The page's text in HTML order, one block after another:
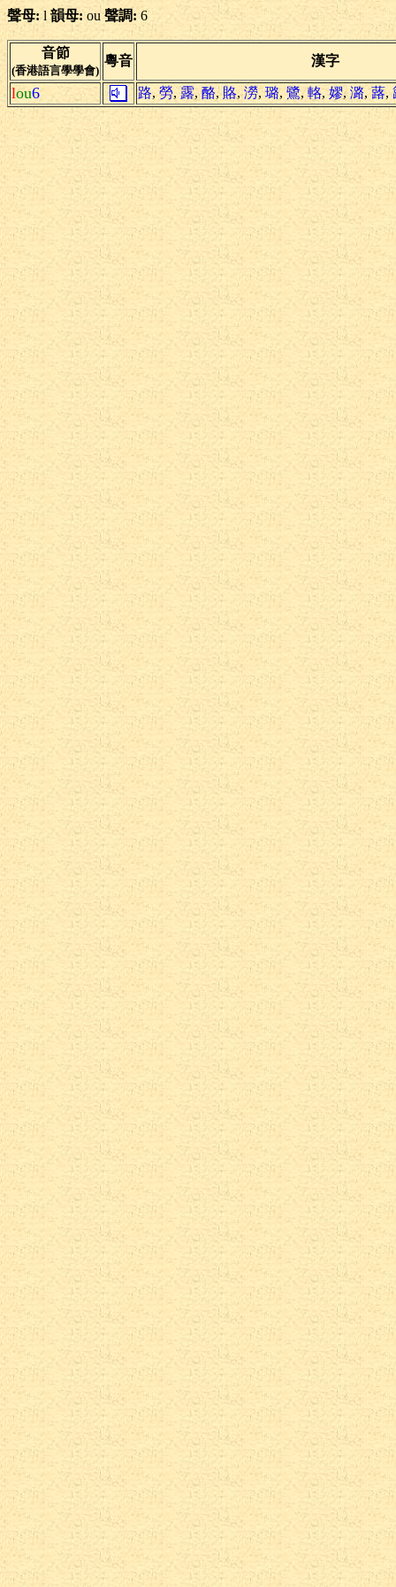
聲母: l 韻母: ou聲調: 6
音節
(香港語言學學會)
粵音 漢字
lou6 路, 勞, 露,酪,賂,澇,璐, 鷺, 輅, 嫪, 潞,蕗,